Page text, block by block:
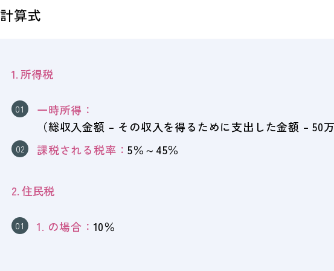
計算式
1. 所得税
一時所得：
（総収入金額 – その収入を得るために支出した金額 – 50
課税される税率：5％～45％
2. 住民税
1. の場合： 10％